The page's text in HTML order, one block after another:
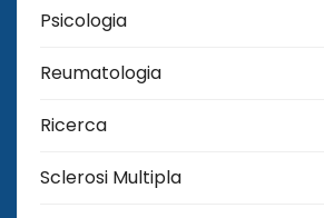
Psicologia
Reumatologia
Ricerca
Sclerosi Multipla